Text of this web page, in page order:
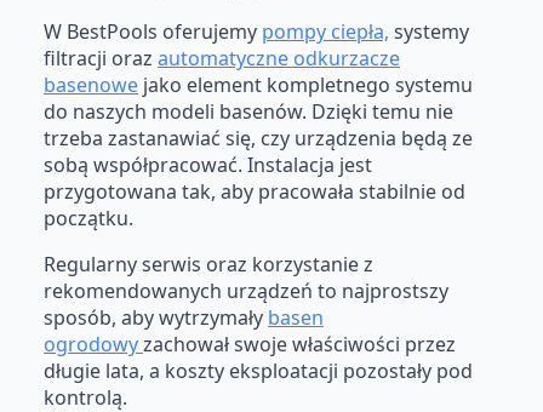
W BestPools oferujemy pompy ciepła, systemy
filtracji oraz automatyczne odkurzacze
basenowe jako element kompletnego systemu
do naszych modeli basenów. Dzięki temu nie
trzeba zastanawiać się, czy urządzenia będą ze
sobą współpracować. Instalacja jest
przygotowana tak, aby pracowała stabilnie od
początku.
Regularny serwis oraz korzystanie z
rekomendowanych urządzeń to najprostszy
sposób, aby wytrzymały basen
ogrodowyzachował swoje właściwości przez
długie lata, a koszty eksploatacji pozostały pod
kontrolą.